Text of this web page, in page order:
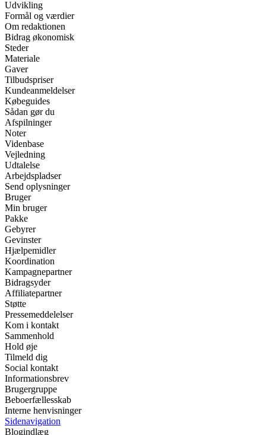
Udvikling
Formål og værdier
Om redaktionen
Bidrag økonomisk
Steder
Materiale
Gaver
Tilbudspriser
Kundeanmeldelser
Købeguides
Sådan gør du
Afspilninger
Noter
Videnbase
Vejledning
Udtalelse
Arbejdspladser
Send oplysninger
Bruger
Min bruger
Pakke
Gebyrer
Gevinster
Hjælpemidler
Koordination
Kampagnepartner
Bidragsyder
Affiliatepartner
Støtte
Pressemeddelelser
Kom i kontakt
Sammenhold
Hold øje
Tilmeld dig
Social kontakt
Informationsbrev
Brugergruppe
Beboerfællesskab
Interne henvisninger
Sidenavigation
Blogindlæg